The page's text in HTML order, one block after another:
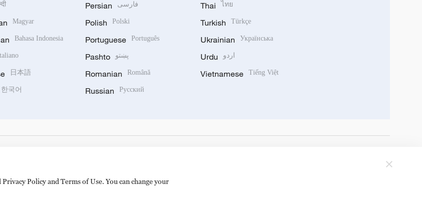
Magyar
Bahasa Indonesia
日本語
한국어
Persian فارسی
Polish Polski
Portuguese Português
Pashto پښتو
Romanian Română
Russian Русский
Thai ไทย
Turkish Türkçe
Ukrainian Українська
Urdu اردو
Vietnamese Tiếng Việt
Policy and Terms of Use. You can change your